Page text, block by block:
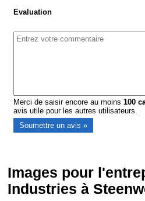
Evaluation
Merci de saisir encore au moins100
avis utile pour les autres utilisateurs.
Images pour
Industries à